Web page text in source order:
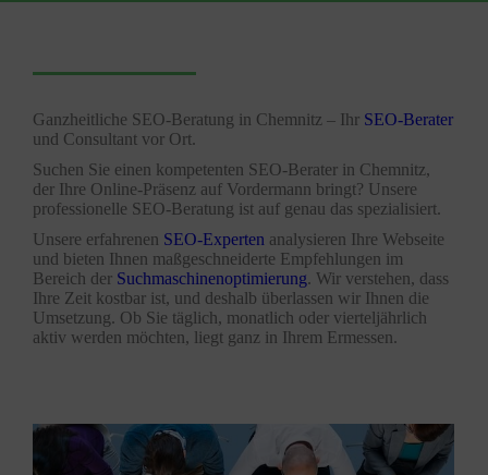
Ganzheitliche SEO-Beratung in Chemnitz – Ihr SEO-Berater
und Consultant vor Ort.
Suchen Sie einen kompetenten SEO-Berater in Chemnitz,
der Ihre Online-Präsenz auf Vordermann bringt? Unsere
professionelle SEO-Beratung ist auf genau das spezialisiert.
Unsere erfahrenen SEO-Experten analysieren Ihre Webseite
und bieten Ihnen maßgeschneiderte Empfehlungen im
Bereich der Suchmaschinenoptimierung. Wir verstehen, dass
Ihre Zeit kostbar ist, und deshalb überlassen wir Ihnen die
Umsetzung. Ob Sie täglich, monatlich oder vierteljährlich
aktiv werden möchten, liegt ganz in Ihrem Ermessen.